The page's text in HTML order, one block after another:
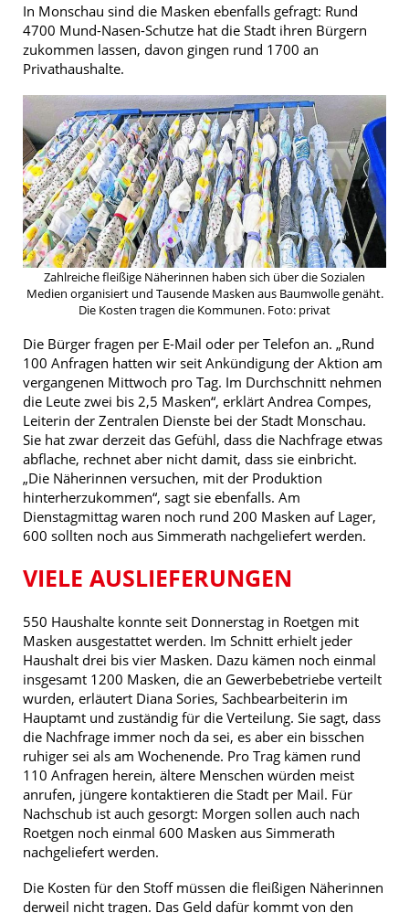
In Monschau sind die Masken ebenfalls gefragt: Rund
4700 Mund-Nasen-Schutze hat die Stadt ihren Bürgern
zukommen lassen, davon gingen rund 1700 an
Privathaushalte.
Zahlreiche fleißige Näherinnen haben sich über die Sozialen
Medien organisiert und Tausende Masken aus Baumwolle genäht.
Die Kosten tragen die Kommunen. Foto: privat
Die Bürger fragen per E-Mail oder per Telefon an. „Rund
100 Anfragen hatten wir seit Ankündigung der Aktion am
vergangenen Mittwoch pro Tag. Im Durchschnitt nehmen
die Leute zwei bis 2,5 Masken“, erklärt Andrea Compes,
Leiterin der Zentralen Dienste bei der Stadt Monschau.
Sie hat zwar derzeit das Gefühl, dass die Nachfrage etwas
abflache, rechnet aber nicht damit, dass sie einbricht.
„Die Näherinnen versuchen, mit der Produktion
hinterherzukommen“, sagt sie ebenfalls. Am
Dienstagmittag waren noch rund 200 Masken auf Lager,
600 sollten noch aus Simmerath nachgeliefert werden.
VIELE AUSLIEFERUNGEN
550 Haushalte konnte seit Donnerstag in Roetgen mit
Masken ausgestattet werden. Im Schnitt erhielt jeder
Haushalt drei bis vier Masken. Dazu kämen noch einmal
insgesamt 1200 Masken, die an Gewerbebetriebe verteilt
wurden, erläutert Diana Sories, Sachbearbeiterin im
Hauptamt und zuständig für die Verteilung. Sie sagt, dass
die Nachfrage immer noch da sei, es aber ein bisschen
ruhiger sei als am Wochenende. Pro Trag kämen rund
110 Anfragen herein, ältere Menschen würden meist
anrufen, jüngere kontaktieren die Stadt per Mail. Für
Nachschub ist auch gesorgt: Morgen sollen auch nach
Roetgen noch einmal 600 Masken aus Simmerath
nachgeliefert werden.
Die Kosten für den Stoff müssen die fleißigen Näherinnen
derweil nicht tragen. Das Geld dafür kommt von den